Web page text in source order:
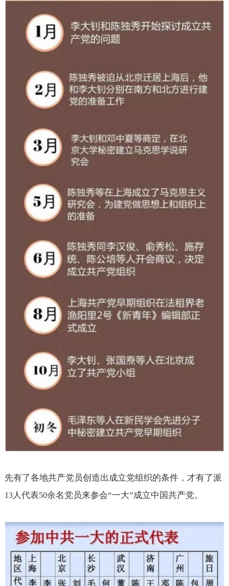
先有了各地共产党员创造出成立党组织的条件，才有了派
13人代表50余名党员来参会“一大”成立中国共产党。